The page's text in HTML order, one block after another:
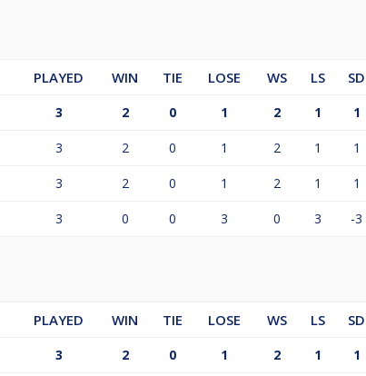
PLAYED WIN TIE LOSE WS LS SD
3 2 0 1 2 1 1
3 2 0 1 2 1 1
3 2 0 1 2 1 1
3 0 0 3 0 3 -3
PLAYED WIN TIE LOSE WS LS SD
3 2 0 1 2 1 1